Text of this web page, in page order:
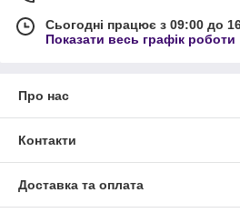
Сьогодні працює з 09:00 до
Показати весь графік роботи
Про нас
Контакти
Доставка та оплата